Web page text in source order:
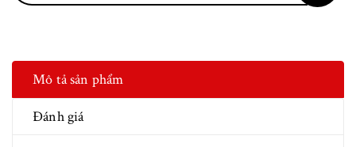
Mô tả sản phẩm
Đánh giá